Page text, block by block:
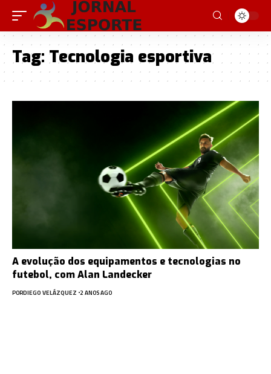
Tag: Tecnologia esportiva
A evolução dos equipamentos e tecnologias no
futebol, com Alan Landecker
PORDIEGO VELÁZQUEZ 2 ANOS AGO